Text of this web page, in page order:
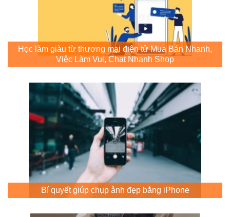
Học làm giàu từ thương mại điện tử Mua Bán Nhanh,
Việc Làm Vui, Chat Nhanh Shop
Bí quyết giúp chụp ảnh đẹp bằng iPhone